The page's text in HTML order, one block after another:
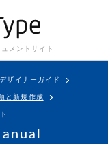
ュメントサイト
デザイナーガイド
と新規作成